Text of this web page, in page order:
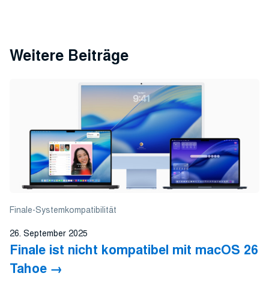
Weitere Beiträge
Finale-Systemkompatibilität
26. September 2025
Finale ist nicht kompatibel mit macOS 26
Tahoe